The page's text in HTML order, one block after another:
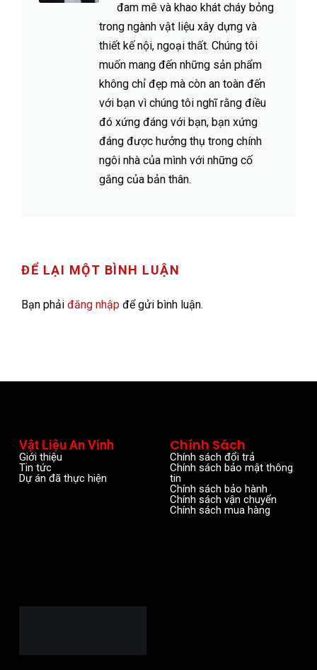
đam mê và khao khát cháy bỏng
trong ngành vật liệu xây dựng và
thiết kế nội, ngoại thất. Chúng tôi
muốn mang đến những sản phẩm
không chỉ đẹp mà còn an toàn đến
với bạn vì chúng tôi nghĩ rằng điều
đó xứng đáng với bạn, bạn xứng
đáng được hưởng thụ trong chính
ngôi nhà của mình với những cố
gắng của bản thân.
ĐỂ LẠI MỘT BÌNH LUẬN
Bạn phải đăng nhập để gửi bình luận.
Vật Liệu An Vinh
Giới thiệu
Tin tức
Dự án đã thực hiện
Chính Sách
Chính sách đổi trả
Chính sách bảo mật thông
tin
Chính sách bảo hành
Chính sách vận chuyển
Chính sách mua hàng